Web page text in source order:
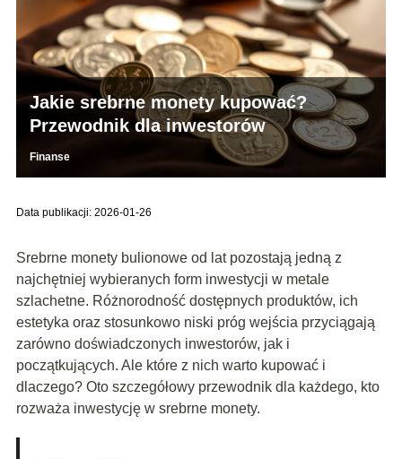
Jakie srebrne monety kupować?
Przewodnik dla inwestorów
Finanse
Data publikacji: 2026-01-26
Srebrne monety bulionowe od lat pozostają jedną z
najchętniej wybieranych form inwestycji w metale
szlachetne. Różnorodność dostępnych produktów, ich
estetyka oraz stosunkowo niski próg wejścia przyciągają
zarówno doświadczonych inwestorów, jak i
początkujących. Ale które z nich warto kupować i
dlaczego? Oto szczegółowy przewodnik dla każdego, kto
rozważa inwestycję w srebrne monety.